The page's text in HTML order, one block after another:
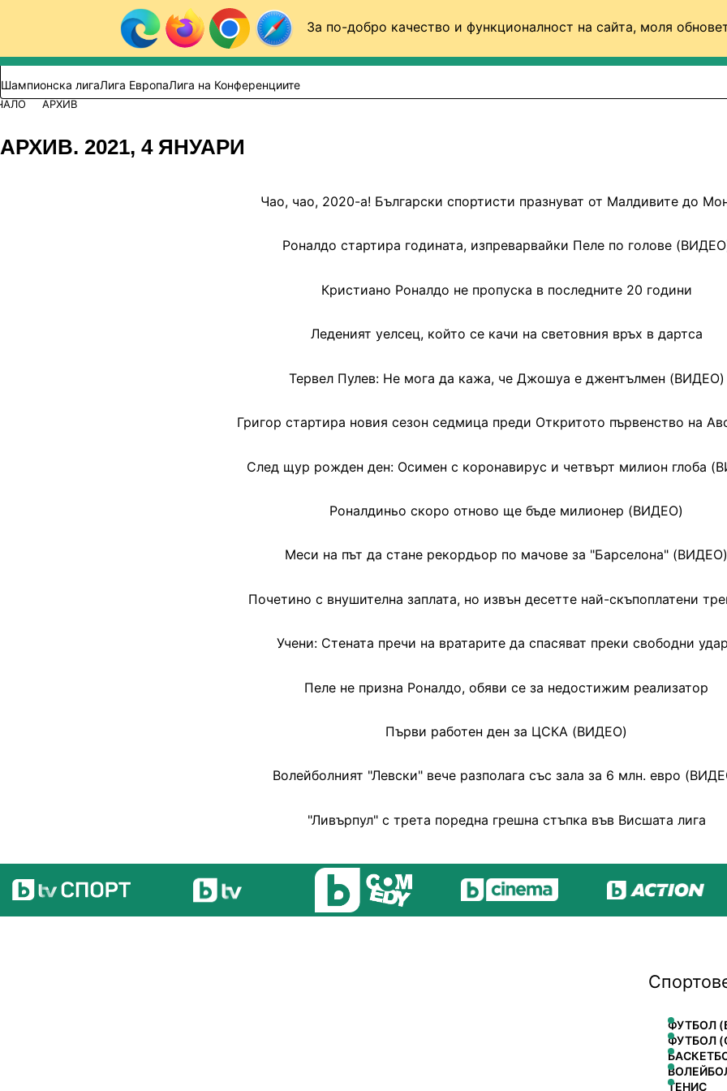
За по-добро качество и функционалност на сайта, моля
Към съдържанието
Търси в сайта
ВИДЕО ФУТБОЛ (БГ)
Шампионска лигаЛига ЕвропаЛига на Конференциите
АРХИВ
АРХИВ. 2021, 4 ЯНУАРИ
Чао, чао, 2020-а! Български спортисти празнуват от Малдивите до
Роналдо стартира годината, изпреварвайки Пеле по голове
Кристиано Роналдо не пропуска в последните 20 години
Леденият уелсец, който се качи на световния връх в дартса
Тервел Пулев: Не мога да кажа, че Джошуа е джентълмен (ВИДЕО)
Григор стартира новия сезон седмица преди Откритото първенство на
След щур рожден ден: Осимен с коронавирус и четвърт милион глоба
Роналдиньо скоро отново ще бъде милионер (ВИДЕО)
Меси на път да стане рекордьор по мачове за "Барселона" (ВИДЕО)
Почетино с внушителна заплата, но извън десетте най-скъпоплатени
Учени: Стената пречи на вратарите да спасяват преки свободни
Пеле не призна Роналдо, обяви се за недостижим реализатор
Първи работен ден за ЦСКА (ВИДЕО)
Волейболният "Левски" вече разполага със зала за 6 млн. евро
"Ливърпул" с трета поредна грешна стъпка във Висшата лига
ФУТБОЛ
ФУТБОЛ
ТЕНИС